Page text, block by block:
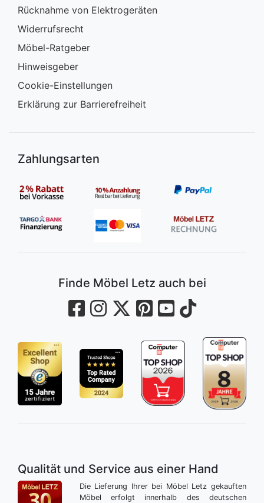
Rücknahme von Elektrogeräten
Widerrufsrecht
Möbel-Ratgeber
Hinweisgeber
Cookie-Einstellungen
Erklärung zur Barrierefreiheit
Zahlungsarten
Finde Möbel Letz auch bei
Qualität und Service aus einer Hand
Die Lieferung Ihrer bei Möbel Letz gekauften
Möbel erfolgt innerhalb des deutschen